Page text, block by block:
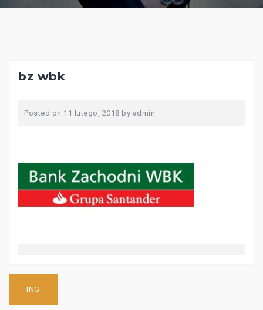
bz wbk
Posted on 11 lutego, 2018 by admin
Nawigacja
wpisu
ING